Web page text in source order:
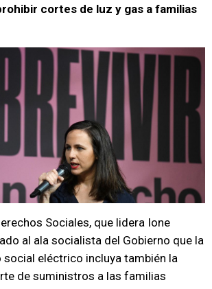
cortes de luz y gas a familias
Sociales, que lidera Ione
al ala socialista del Gobierno que la
eléctrico incluya también la
de suministros a las familias